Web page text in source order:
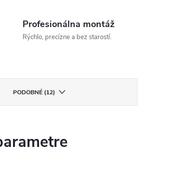
Profesionálna montáž
Rýchlo, precízne a bez starostí.
PODOBNÉ (12)